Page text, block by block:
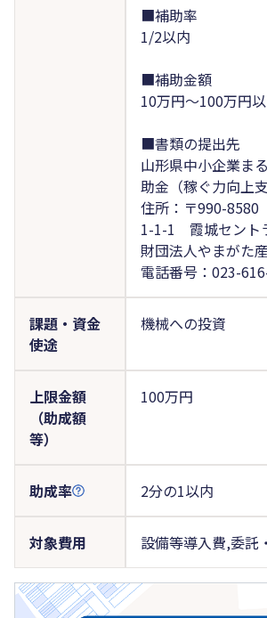
■補助率
1/2以内
■補助金額
10万円～100万円
■書類の提出先
山形県中小企業ま
助金（稼ぐ力向上
住所：〒990-
1-1-1 霞城セン
財団法人やまがた
電話番号：023-
課題・資金
使途
機械への投資
上限金額
（助成額
等）
100万円
助成率 2分の1以内
対象費用 設備等導入費,委託